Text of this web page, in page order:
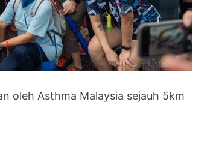
oleh Asthma Malaysia sejauh 5km